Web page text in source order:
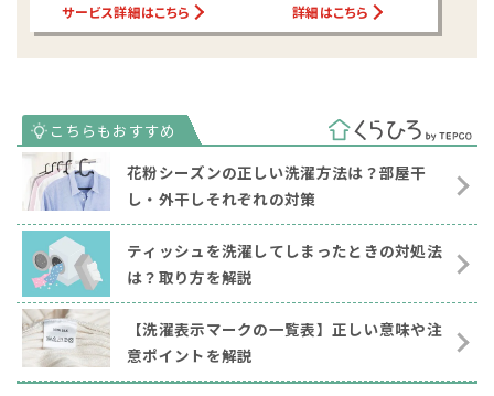
サービス詳細はこちら 詳細はこちら
花粉シーズンの正しい洗濯方法は？部屋干
し・外干しそれぞれの対策
ティッシュを洗濯してしまったときの対処法
は？取り方を解説
【洗濯表示マークの一覧表】正しい意味や注
意ポイントを解説